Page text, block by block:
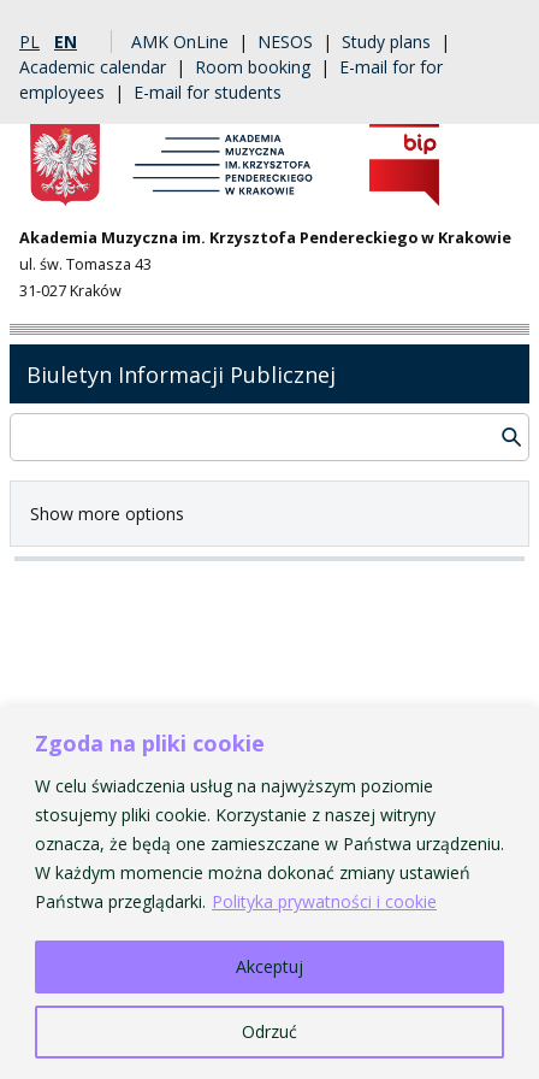
Zgoda na pliki cookie
W celu świadczenia usług na najwyższym poziomie
stosujemy pliki cookie. Korzystanie z naszej witryny
oznacza, że będą one zamieszczane w Państwa urządzeniu.
W każdym momencie można dokonać zmiany ustawień
Państwa przeglądarki. Polityka prywatności i cookie
Odrzuć
Akceptuj
PL EN AMK OnLine | NESOS | Study plans |
Academic calendar | Room booking | E-mail for for
employees | E-mail for students
Akademia Muzyczna im. Krzysztofa Pendereckiego w Krakowie
ul. św. Tomasza 43
31-027 Kraków
Biuletyn Informacji Publicznej
Show more options
Sorry, this entry is only available in
Strona Główna AMKP
Strona Główna BIP
© 2026 Akademia Muzyczna im. Krzysztofa Pendereckiego w Krakowie. Wszelkie prawa